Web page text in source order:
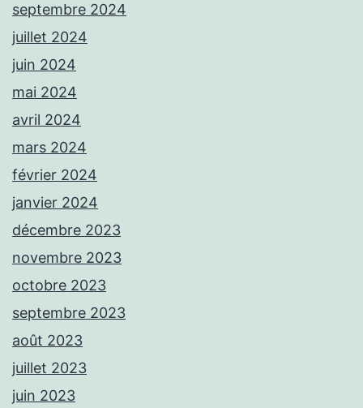
septembre 2024
juillet 2024
juin 2024
mai 2024
avril 2024
mars 2024
février 2024
janvier 2024
décembre 2023
novembre 2023
octobre 2023
septembre 2023
août 2023
juillet 2023
juin 2023